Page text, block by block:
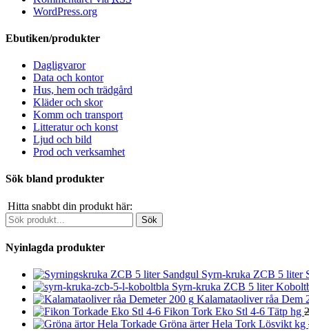
WordPress.org
Ebutiken/produkter
Dagligvaror
Data och kontor
Hus, hem och trädgård
Kläder och skor
Komm och transport
Litteratur och konst
Ljud och bild
Prod och verksamhet
Sök bland produkter
Hitta snabbt din produkt här:
Nyinlagda produkter
Syrn-kruka ZCB 5 liter
Syrn-kruka ZCB 5 liter
Kalamataoliver råa Dem
Fikon Tork Eko Stl 4-6 Tätp hg
Gröna ärter Hela Tork Lösvikt kg